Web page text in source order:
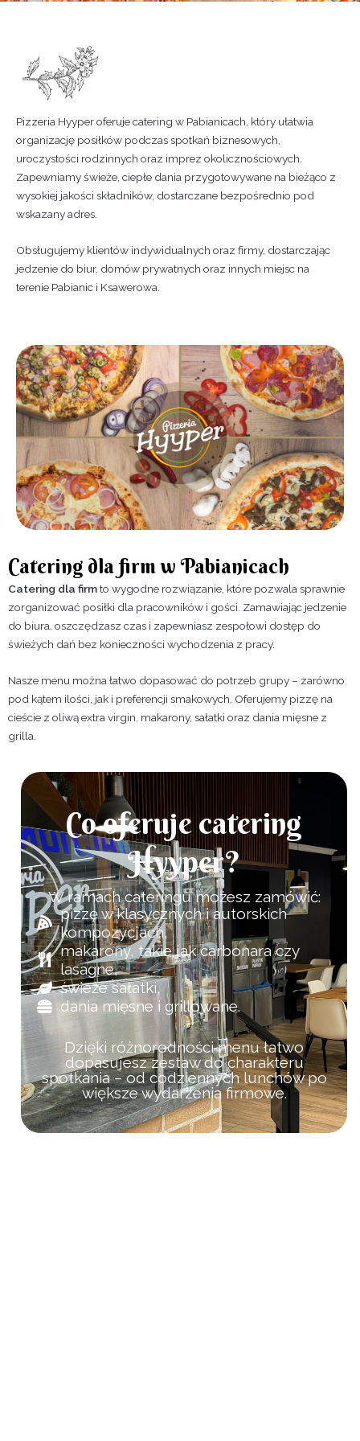
Pizzeria Hyyper oferuje catering w Pabianicach, który ułatwia
organizację posiłków podczas spotkań biznesowych,
uroczystości rodzinnych oraz imprez okolicznościowych.
Zapewniamy świeże, ciepłe dania przygotowywane na bieżąco z
wysokiej jakości składników, dostarczane bezpośrednio pod
wskazany adres.
Obsługujemy klientów indywidualnych oraz firmy, dostarczając
jedzenie do biur, domów prywatnych oraz innych miejsc na
terenie Pabianic i Ksawerowa.
Catering dla firm w Pabianicach
Catering dla firmto wygodne rozwiązanie, które pozwala sprawnie
zorganizować posiłki dla pracowników i gości. Zamawiając jedzenie
do biura, oszczędzasz czas i zapewniasz zespołowi dostęp do
świeżych dań bez konieczności wychodzenia z pracy.
Nasze menu można łatwo dopasować do potrzeb grupy – zarówno
pod kątem ilości, jak i preferencji smakowych. Oferujemy pizzę na
cieście z oliwą extra virgin, makarony, sałatki oraz dania mięsne z
grilla.
Co oferuje catering
Hyyper?
W ramach cateringu możesz zamówić:
pizzę w klasycznych i autorskich
kompozycjach,
makarony, takie jak carbonara czy
lasagne,
świeże sałatki,
dania mięsne i grillowane.
Dzięki różnorodności menu łatwo
dopasujesz zestaw do charakteru
spotkania – od codziennych lunchów po
większe wydarzenia firmowe.